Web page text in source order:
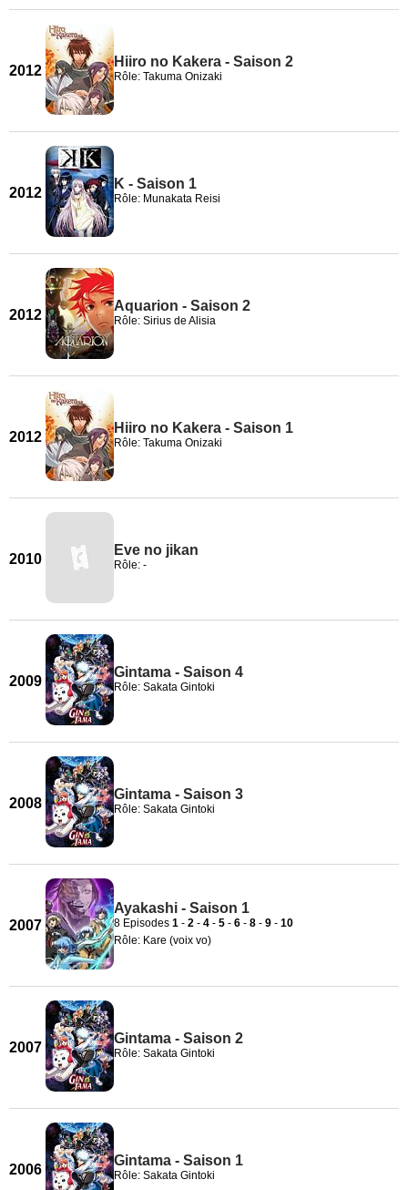
2012
Hiiro no Kakera - Saison 2
Rôle: Takuma Onizaki
2012
K - Saison 1
Rôle: Munakata Reisi
2012
Aquarion - Saison 2
Rôle: Sirius de Alisia
2012
Hiiro no Kakera - Saison 1
Rôle: Takuma Onizaki
2010
Eve no jikan
Rôle: -
2009
Gintama - Saison 4
Rôle: Sakata Gintoki
2008
Gintama - Saison 3
Rôle: Sakata Gintoki
2007
Ayakashi - Saison 1
8 Episodes 1 - 2 - 4 - 5 - 6 - 8 - 9 - 10
Rôle: Kare (voix vo)
2007
Gintama - Saison 2
Rôle: Sakata Gintoki
2006
Gintama - Saison 1
Rôle: Sakata Gintoki